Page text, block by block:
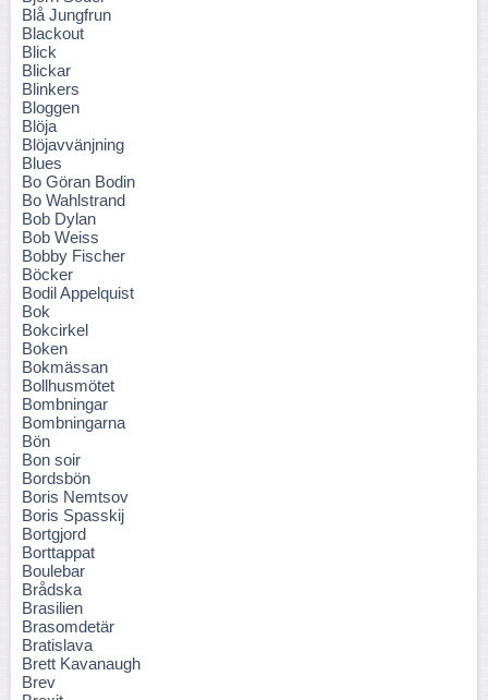
Blå Jungfrun
Blackout
Blick
Blickar
Blinkers
Bloggen
Blöja
Blöjavvänjning
Blues
Bo Göran Bodin
Bo Wahlstrand
Bob Dylan
Bob Weiss
Bobby Fischer
Böcker
Bodil Appelquist
Bok
Bokcirkel
Boken
Bokmässan
Bollhusmötet
Bombningar
Bombningarna
Bön
Bon soir
Bordsbön
Boris Nemtsov
Boris Spasskij
Bortgjord
Borttappat
Boulebar
Brådska
Brasilien
Brasomdetär
Bratislava
Brett Kavanaugh
Brev